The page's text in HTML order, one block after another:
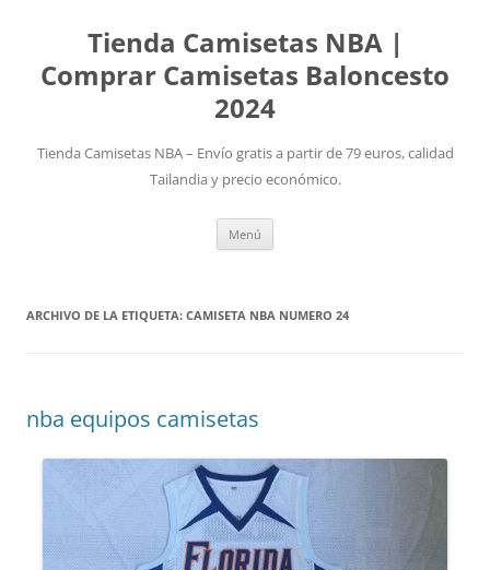
Tienda Camisetas NBA |
Comprar Camisetas Baloncesto
2024
Tienda Camisetas NBA – Envío gratis a partir de 79 euros, calidad
Tailandia y precio económico.
Menú
ARCHIVO DE LA ETIQUETA: CAMISETA NBA NUMERO 24
nba equipos camisetas